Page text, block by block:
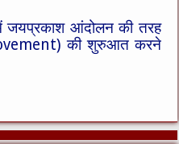
जयप्रकाश आंदोलन की तरह
की शुरुआत करने